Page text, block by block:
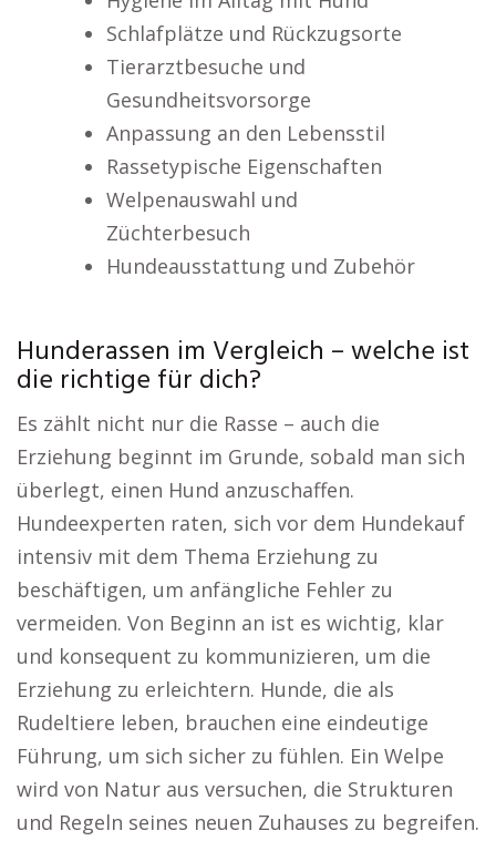
Schlafplätze und Rückzugsorte
Tierarztbesuche und
Gesundheitsvorsorge
Anpassung an den Lebensstil
Rassetypische Eigenschaften
Welpenauswahl und
Züchterbesuch
Hundeausstattung und Zubehör
Hunderassen im Vergleich – welche ist
die richtige für dich?
Es zählt nicht nur die Rasse – auch die
Erziehung beginnt im Grunde, sobald man sich
überlegt, einen Hund anzuschaffen.
Hundeexperten raten, sich vor dem Hundekauf
intensiv mit dem Thema Erziehung zu
beschäftigen, um anfängliche Fehler zu
vermeiden. Von Beginn an ist es wichtig, klar
und konsequent zu kommunizieren, um die
Erziehung zu erleichtern. Hunde, die als
Rudeltiere leben, brauchen eine eindeutige
Führung, um sich sicher zu fühlen. Ein Welpe
wird von Natur aus versuchen, die Strukturen
und Regeln seines neuen Zuhauses zu begreifen.